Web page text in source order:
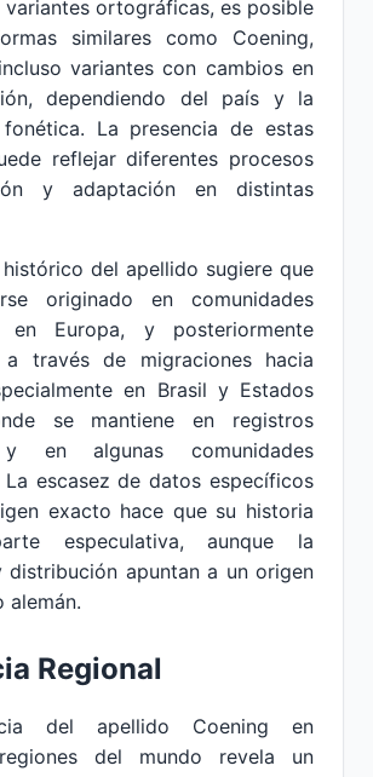
variantes ortográficas, es posible
similares como Coening,
variantes con cambios en
dependiendo del país y la
La presencia de estas
reflejar diferentes procesos
y adaptación en distintas
del apellido sugiere que
originado en comunidades
en Europa, y posteriormente
a través de migraciones hacia
en Brasil y Estados
se mantiene en registros
y en algunas comunidades
La escasez de datos específicos
exacto hace que su historia
especulativa, aunque la
distribución apuntan a un origen
alemán.
Regional
del apellido Coening en
del mundo revela un